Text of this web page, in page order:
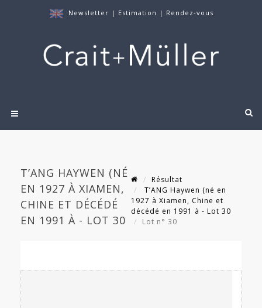
Newsletter | Estimation | Rendez-vous
T’ANG HAYWEN (NÉ
EN 1927 À XIAMEN,
CHINE ET DÉCÉDÉ
EN 1991 À - LOT 30
Résultat
T’ANG Haywen (né en
1927 à Xiamen, Chine et
décédé en 1991 à - Lot 30
Lot n° 30